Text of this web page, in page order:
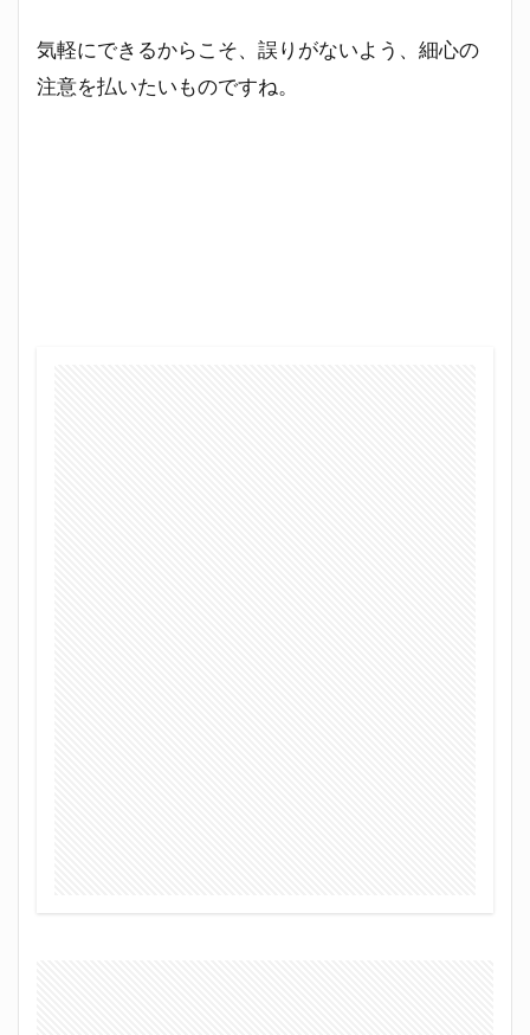
気軽にできるからこそ、誤りがないよう、細心の
注意を払いたいものですね。